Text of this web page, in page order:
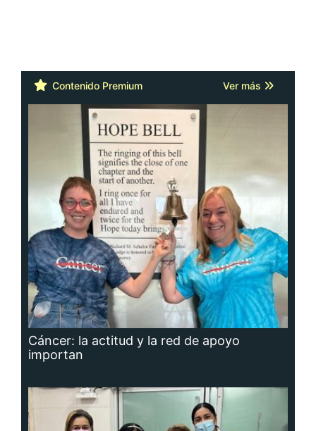
Contenido Premium Ver más
Cáncer: la actitud y la red de apoyo
importan